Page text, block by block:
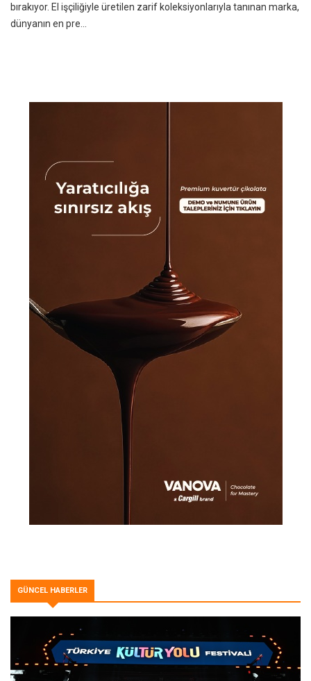
bırakıyor. El işçiliğiyle üretilen zarif koleksiyonlarıyla tanınan marka,
dünyanın en pre...
GÜNCEL HABERLER